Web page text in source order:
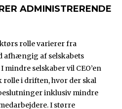
ADMINISTRERENDE
rolle varierer fra
afhængig af selskabets
selskaber vil CEO’en
rolle i driften, hvor der skal
inklusiv mindre
I større